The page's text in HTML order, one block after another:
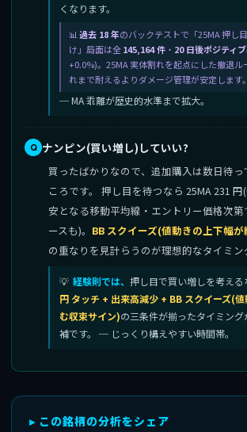
くなります。
過去 18 年のバックテストで「25MA 押し
け」局面は全145,164 件 ・ 20 日後ポジティ
+0.0%)。25MA 実体割れを起点にした撤退ル
れまで耐えるよりダメージ管理が安定します。
─ MA 乖離が歴史的水準まで拡大。
ナンピン(買い増し)していい?
買ったばかりなので、追加購入は数日待っ
ころです。 押し目を待つなら 25MA 231
安となる移動平均線・エントリー価格次
ースも)。 BB スクイーズ(値動きの上下幅
の重なりを見計らうのが理想的なタイミン
経験則では、 押し目で買い増しを考える
円 タッチ + 出来高減少 + BB スクイーズ(
む収束サイン)の三条件が揃ったタイミン
補です。 ─ じっくり構えやすい時間帯。
▸ この銘柄の分析をシェア